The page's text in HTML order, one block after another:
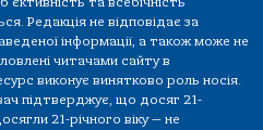
Редакція не відповідає за
інформації, а також може не
читачами сайту в
виконує винятково роль носія.
підтверджує, що досяг 21-
21-річного віку — не